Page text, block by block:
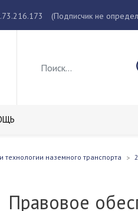
(Подписчик не
технологии наземного транспорта
Правовое